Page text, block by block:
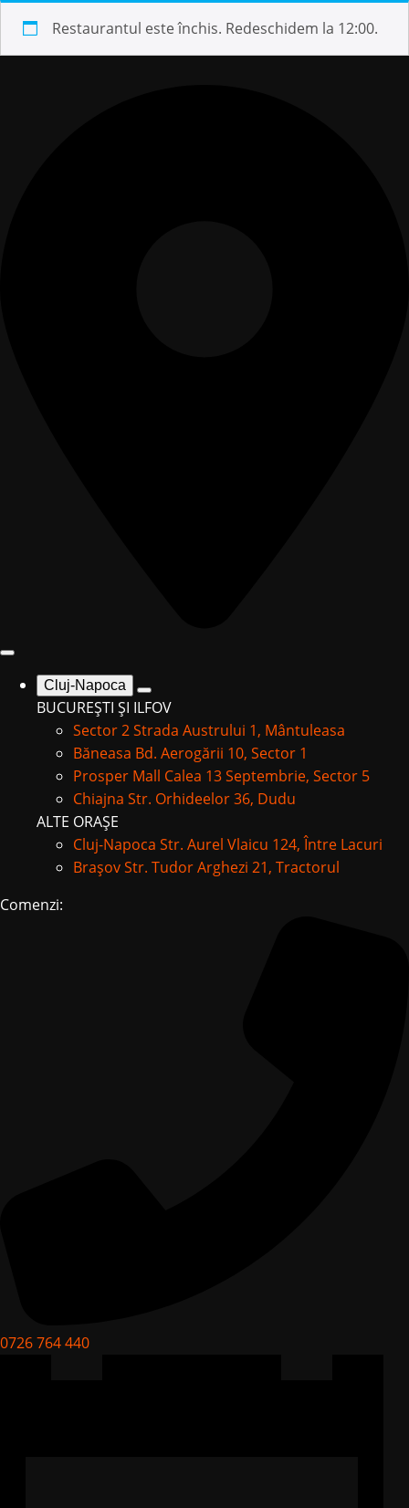
Restaurantul este închis. Redeschidem la 12:00.
Cluj-Napoca
BUCUREȘTI ȘI ILFOV
Sector 2Strada Austrului 1, Mântuleasa
Băneasa Bd. Aerogării 10, Sector 1
Prosper Mall Calea 13 Septembrie, Sector 5
Chiajna Str. Orhideelor 36, Dudu
ALTE ORAȘE
Cluj-Napoca Str. Aurel Vlaicu 124, Între Lacuri
BrașovStr. Tudor Arghezi 21, Tractorul
Comenzi:
0726 764 440